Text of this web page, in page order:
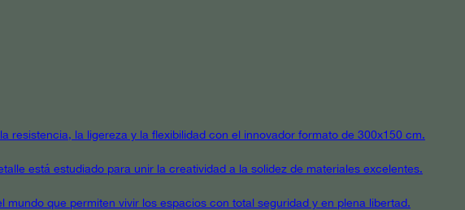
la ligereza y la flexibilidad con el innovador formato de 300x150 cm.
está estudiado para unir la creatividad a la solidez de materiales excelentes.
que permiten vivir los espacios con total seguridad y en plena libertad.